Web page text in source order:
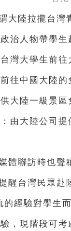
大陸拉攏台
治人物帶學
灣大學生前
往中國大陸
大陸一級景
由大陸公司
體聯訪時也聲
醒台灣民眾
的經驗對學生
，現階段可